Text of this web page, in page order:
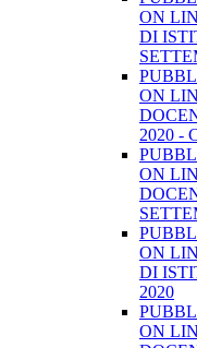
ON
DI
ON
2020 -
ON
ON
DI
2020
ON